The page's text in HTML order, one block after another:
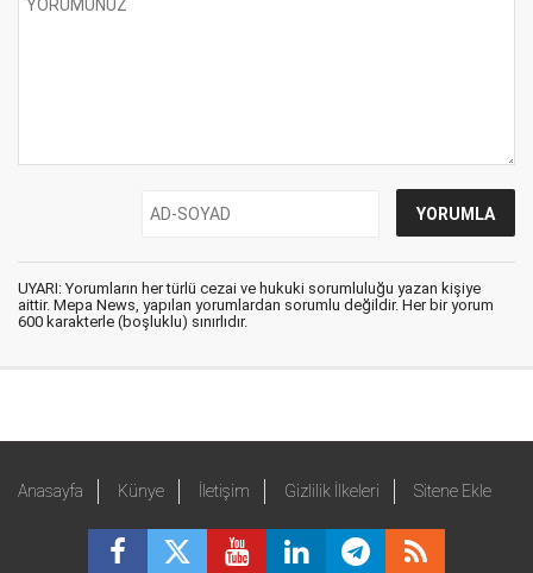
UYARI: Yorumların her türlü cezai ve hukuki sorumluluğu yazan kişiye
aittir. Mepa News, yapılan yorumlardan sorumlu değildir. Her bir yorum
600 karakterle (boşluklu) sınırlıdır.
Anasayfa Künye İletişim Gizlilik İlkeleri Sitene Ekle